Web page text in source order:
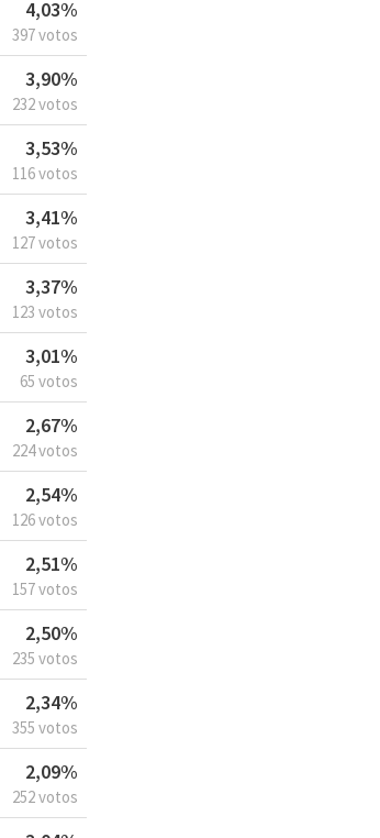
4,03%
397 votos
3,90%
232 votos
3,53%
116 votos
3,41%
127 votos
3,37%
123 votos
3,01%
65 votos
2,67%
224 votos
2,54%
126 votos
2,51%
157 votos
2,50%
235 votos
2,34%
355 votos
2,09%
252 votos